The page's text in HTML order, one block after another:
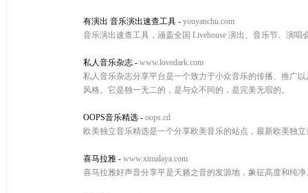
有演出 音乐演出速查工具 - youyanchu.com
音乐演出速查工具，涵盖全国 Livehouse 演出、音乐节、演
私人音乐杂志 - www.lovedark.com
私人音乐杂志分享平台是一个致力于小众音乐的传播、推广
风格。它是独一无二的，是与众不同的，是完美无瑕的。
OOPS音乐精选 - oops.cd
欧美独立音乐精选是一个分享欧美音乐的站点，最新欧美独
喜马拉雅 - www.ximalaya.com
喜马拉雅好声音分享平是天籁之音的发源地，象征高度和纯